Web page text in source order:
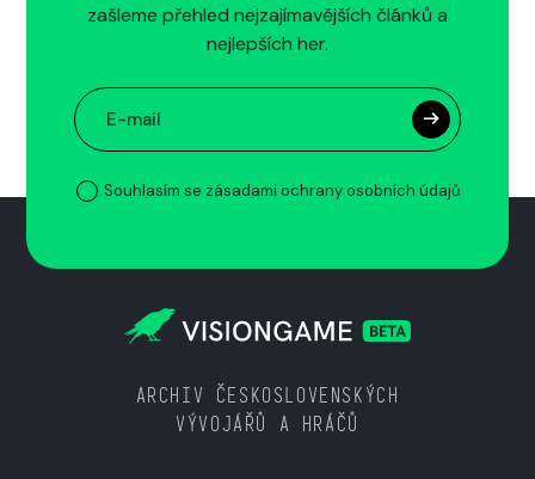
zašleme přehled nejzajímavějších článků a
nejlepších her.
Souhlasím se zásadami ochrany osobních údajů
ARCHIV ČESKOSLOVENSKÝCH
VÝVOJÁŘŮ A HRÁČŮ